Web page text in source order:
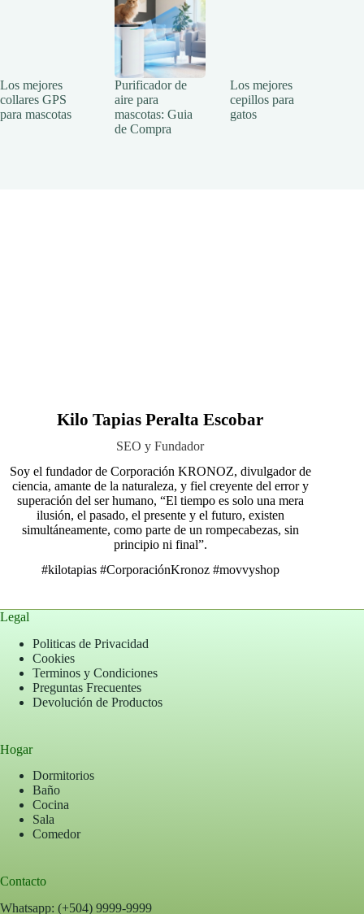
Los mejores
collares GPS
para mascotas
Purificador de
aire para
mascotas: Guia
de Compra
Los mejores
cepillos para
gatos
Kilo Tapias Peralta Escobar
SEO y Fundador
Soy el fundador de Corporación KRONOZ, divulgador de
ciencia, amante de la naturaleza, y fiel creyente del error y
superación del ser humano, “El tiempo es solo una mera
ilusión, el pasado, el presente y el futuro, existen
simultáneamente, como parte de un rompecabezas, sin
principio ni final”.
#kilotapias #CorporaciónKronoz #movvyshop
Legal
Politicas de Privacidad
Cookies
Terminos y Condiciones
Preguntas Frecuentes
Devolución de Productos
Hogar
Dormitorios
Baño
Cocina
Sala
Comedor
Contacto
Whatsapp: (+504) 9999-9999